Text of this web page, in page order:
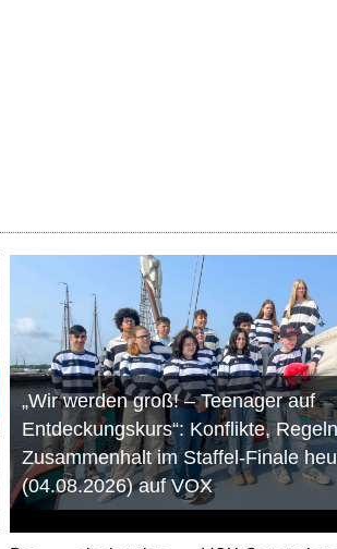
„Wir werden groß! – Teenager auf
Entdeckungskurs“: Konflikte,
Zusammenhalt im Staffel-Finale
(04.08.2026) auf VOX